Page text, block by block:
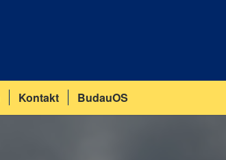
Kontakt BudauOS